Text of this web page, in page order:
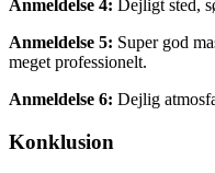
Anmeldelse 4: Dejligt sted,
Anmeldelse 5: Super god
meget professionelt.
Anmeldelse 6: Dejlig
Konklusion